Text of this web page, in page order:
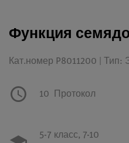
Функция
Кат.номер P8011200 | Тип:
10 Протокол
5-7 класс, 7-10